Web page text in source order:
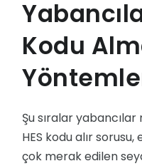
Global Garanti
Bleisure Assistant
Devlet Kurumları
Diğer Sektörler
Kodu
Şu sıralar yabancılar
HES kodu alır sorusu,
çok merak edilen